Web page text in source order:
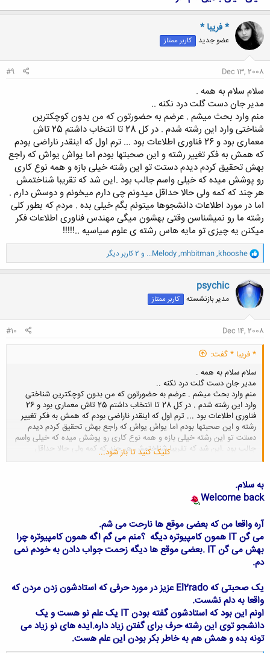
* فریبا *
عضو جدید کاربر ممتاز
Dec 13, 2008
#9
سلام سلام به همه .
مدیر جان دست گلت درد نکنه ..
منم وارد بحث میشم . عرضم به حضورتون که من بدون کوچکترین
شناختی وارد این رشته شدم . در کل 28 تا انتخاب داشتم 25 تاش
معماری بود و 26 فناوری اطلاعات بود ... ترم اول که اینقدر ناراضی بودم
که همش به فکر تغییر رشته و این صحبتها بودم اما یواش یواش که راجع
بهش تحقیق کردم دیدم دستت تو این رشته خیلی بازه و همه نوع کاری
رو پوشش میده که خیلی واسم جالب بود .این شد که تقریبا شناختمش
هر چند که کمه ولی حالا حداقل میدونم چی دارم میخونم و دوسش دارم .
اما در مورد اطلاعات دانشجوها میتونم بگم خیلی بده . مردم که بطور کلی
رشته ما رو نمیشناسن وقتی بهشون میگی مهندس فناوری اطلاعات فکر
میکنن یه چیزی تو مایه هاس رشته ی علوم سیاسیه ..!!!!!
و
ا
ک
ن
ش
ه
ا
khooshe
,
mhbitman
,
...Melody و 2 کاربر دیگر
psychic
مدیر بازنشسته کاربر ممتاز
Dec 14, 2008
#10
* فریبا * گفت:
سلام سلام به همه .
مدیر جان دست گلت درد نکنه ..
منم وارد بحث میشم . عرضم به حضورتون که من بدون کوچکترین شناختی
وارد این رشته شدم . در کل 28 تا انتخاب داشتم 25 تاش معماری بود و 26
فناوری اطلاعات بود ... ترم اول که اینقدر ناراضی بودم که همش به فکر تغییر
رشته و این صحبتها بودم اما یواش یواش که راجع بهش تحقیق کردم دیدم
دستت تو این رشته خیلی بازه و همه نوع کاری رو پوشش میده که خیلی واسم
جالب بود .این شد که تقریبا شناختمش هر چند که کمه ولی حالا حداقل
میدونم چی دارم میخونم و دوسش دارم .
ما رو نمیشناسن وقتی بهشون میگی مهندس فناوری اطلاعات فکر میکنن یه
چیزی تو مایه هاس رشته ی علوم سیاسیه ..!!!!!
کلیک کنید تا باز شود...
به سلام.
Welcome back
آره واقعا من که بعضی موقع ها نارحت می شم.
می گن IT همون کامپیوتره دیگه
؟منم می گم اگه همون کامپیوتره چرا
بهش می گن IT .بعضی موقع ها دیگه زحمت جواب دادن به خودم نمی
دم.
یک صحبتی که El2rado عزیز در مورد حرفی که استادشون زدن مردن که
واقعا به دلم نشست.
اونم این بود که استادشون گفته بودن IT یک علم نو هست و یک
دانشجو توی این رشته حرف برای گفتن زیاد داره.ایده های نو زیاد می
تونه بده و همش هم به خاطر بکر بودن این علم هست.